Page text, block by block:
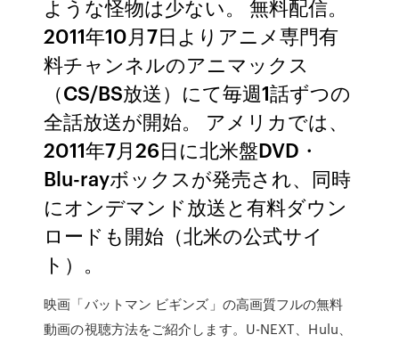
ような怪物は少ない。 無料配信。
2011年10月7日よりアニメ専門有
料チャンネルのアニマックス
（CS/BS放送）にて毎週1話ずつの
全話放送が開始。 アメリカでは、
2011年7月26日に北米盤DVD・
Blu-rayボックスが発売され、同時
にオンデマンド放送と有料ダウン
ロードも開始（北米の公式サイ
ト）。
映画「バットマン ビギンズ」の高画質フルの無料
動画の視聴方法をご紹介します。U-NEXT、Hulu、